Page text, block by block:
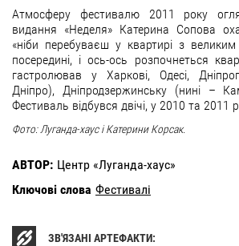
Атмосферу фестивалю 2011 року
видання «Неделя» Катерина Сопова
«ніби перебуваєш у квартирі з
посередині, і ось-ось розпочнеться
гастролював у Харкові, Одесі,
Дніпро), Дніпродзержинську (нині –
Фестиваль відбувся двічі, у 2010 та 2011
Фото: Луганда-хаус і Катерини Корсак.
АВТОР: Центр «Луганда-хаус»
Ключові слова Фестивалі
ЗВ'ЯЗАНІ АРТЕФАКТИ: